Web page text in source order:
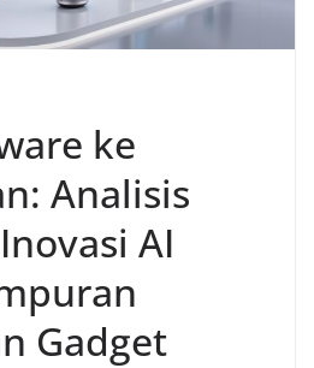
ke
Analisis
AI
Gadget